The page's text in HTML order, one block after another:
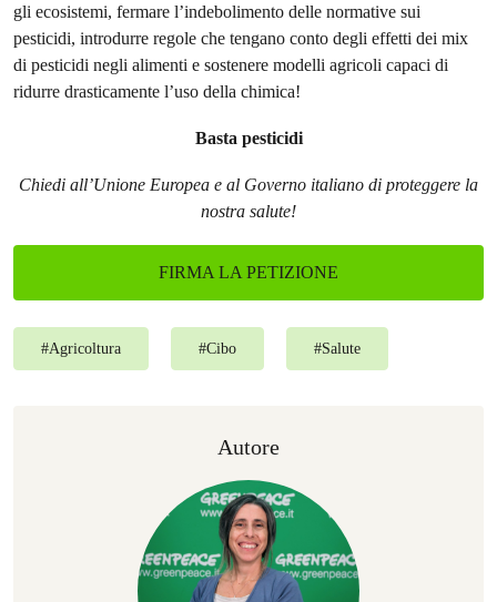
gli ecosistemi, fermare l’indebolimento delle normative sui
pesticidi, introdurre regole che tengano conto degli effetti dei mix
di pesticidi negli alimenti e sostenere modelli agricoli capaci di
ridurre drasticamente l’uso della chimica!
Basta pesticidi
Chiedi all’Unione Europea e al Governo italiano di proteggere la
nostra salute!
FIRMA LA PETIZIONE
#Agricoltura #Cibo #Salute
Autore